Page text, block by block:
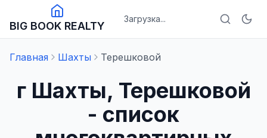
BIG BOOK REALTY
Загрузка...
Главная Шахты Терешковой
г Шахты, Терешковой
- список